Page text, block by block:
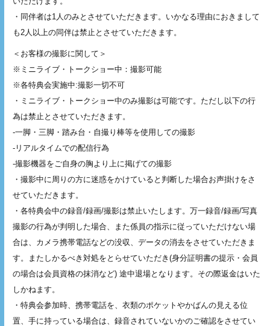
・同伴者は1人のみとさせていただきます。いかなる理由におきまして
も2人以上の同伴は禁止とさせていただきます。
＜お客様の撮影に関して＞
※ミニライブ・トークショー中：撮影可能
※各特典会実施中:撮影一切不可
・ミニライブ・トークショー中のみ撮影は可能です。ただし以下の行
為は禁止とさせていただきます。
-一脚・三脚・踏み台・自撮り棒等を使用しての撮影
-リアルタイムでの配信行為
-撮影機器をご自身の胸より上に掲げての撮影
・撮影中に周りの方に迷惑をかけていると判断した場合お声掛けをさ
せていただきます。
・各特典会中の録音/録画/撮影は禁止いたします。万一録音/録画/写真
撮影の行為が判明した場合、また係員の指示に従っていただけない場
合は、カメラ携帯電話などの没収、データの消去をさせていただきま
す。またしかるべき対処をとらせていただき(身分証明書の提示・会員
の場合は会員資格の抹消など) 途中退場となります。その際返金はいた
しかねます。
・特典会参加時、携帯電話を、衣類のポケットやかばんの見える位
置、手に持っている場合は、録音されていないかのご確認をさせてい